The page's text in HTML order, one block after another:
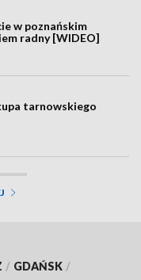
w poznańskim
radny [WIDEO]
tarnowskiego
/ GDAŃSK /